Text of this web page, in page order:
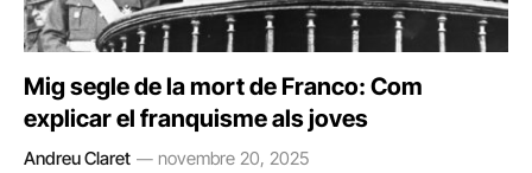
Mig segle de la mort de Franco: Com
explicar el franquisme als joves
Andreu Claret novembre 20, 2025